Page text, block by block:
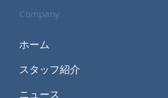
Company
ホーム
スタッフ紹介
ニュース